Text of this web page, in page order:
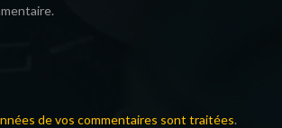
de vos commentaires sont traitées.